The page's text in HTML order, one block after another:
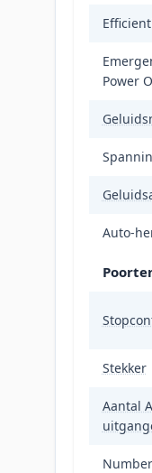
Power
Auto-
Stekker
Aantal